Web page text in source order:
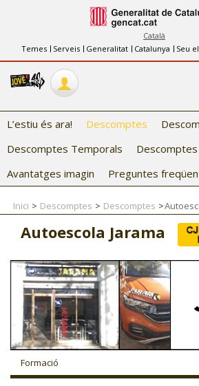
Català
Temes
Serveis Generalitat Catalunya Seu
INFORMACIÓ
FES-TE EL CJ
COL·LABORADORS
CJ ADOLESCENTS
CJ EMANCIPACIÓ
CJ SALUT
CJ INTERNACIONAL
CJ LOCAL
T'INTERESSA
L’estiu és ara! Descomptes
Descomptes Temporals
Avantatges imagin
Preguntes
Inici Descomptes Descomptes
Autoescola Jarama
Formació